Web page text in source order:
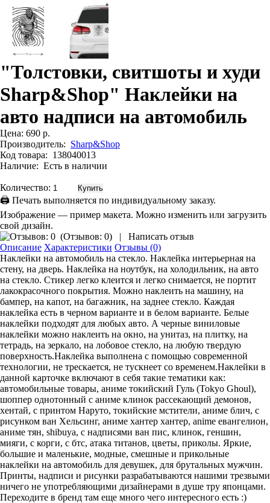
"Толстовки, свитшоты и худи
Sharp&Shop" Наклейки на
авто надписи на автомобиль
Цена: 690 р.
Производитель: Sharp&Shop
Код товара: 138040013
Наличие: Есть в наличии
Количество:
🖨 Печать выполняется по индивидуальному заказу.
Изображение — пример макета. Можно изменить или загрузить
свой дизайн.
(Отзывов: 0) |
Написать отзыв
Описание Характеристики Отзывы (0)
Наклейки на автомобиль на стекло. Наклейка интерьерная на
стену, на дверь. Наклейка на ноутбук, на холодильник, на авто
на стекло. Стикер легко клеится и легко снимается, не портит
лакокрасочного покрытия. Можно наклеить на машину, на
бампер, на капот, на багажник, на заднее стекло. Каждая
наклейка есть в черном варианте и в белом варианте. Белые
наклейки подходят для любых авто. А черные виниловые
наклейки можно наклеить на окно, на унитаз, на плитку, на
тетрадь, на зеркало, на лобовое стекло, на любую твердую
поверхность.Наклейка выполнена с помощью современной
технологии, не трескается, не тускнеет со временем.Наклейки в
данной карточке включают в себя такие тематики как:
автомобильные товары, аниме токийский Гуль (Tokyo Ghoul),
шоппер однотонный с аниме клинок рассекающий демонов,
хентай, с принтом Наруто, токийские мстители, аниме блич, с
рисунком ван Хельсинг, аниме хантер хантер, anime евангелион,
аниме тян, shibuya, с надписями ван пис, клинок, геншин,
мияги, с корги, с бтс, атака титанов, цветы, приколы. Яркие,
большие и маленькие, модные, смешные и прикольные
наклейки на автомобиль для девушек, для брутальных мужчин.
Принты, надписи и рисунки разрабатываются нашими трезвыми
ничего не употребляющими дизайнерами в душе тру японцами.
Переходите в бренд там еще много чего интересного есть :)